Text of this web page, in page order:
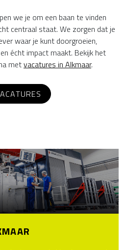
we je om een baan te vinden
centraal staat. We zorgen dat je
waar je kunt doorgroeien,
écht impact maakt. Bekijk het
metvacatures in Alkmaar.